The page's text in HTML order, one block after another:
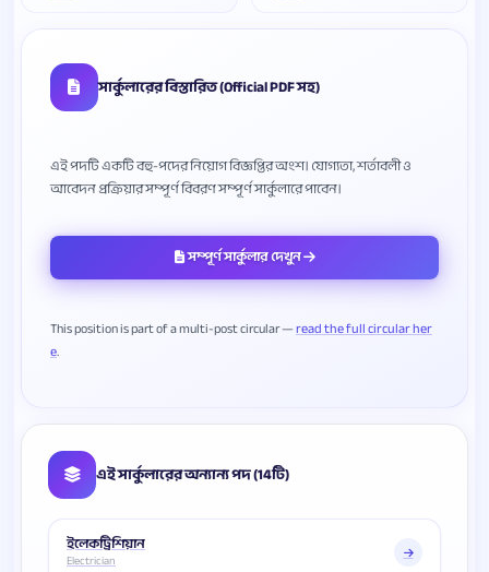
সার্কুলারের বিস্তারিত (Official PDF সহ)
এই পদটি একটি বহু-পদের নিয়োগ বিজ্ঞপ্তির অংশ। যোগ্যতা, শর্তাবলী ও
সম্পূর্ণ সার্কুলার দেখুন
This position is part of a multi-post circular —read the full circular her
e
এই সার্কুলারের অন্যান্য পদ (14টি)
ইলেকট্রিশিয়ান
Electrician